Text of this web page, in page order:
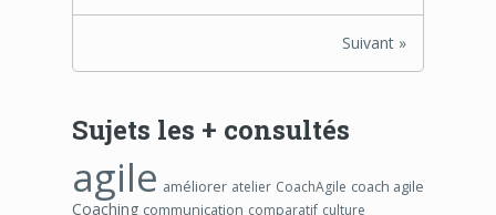
Suivant »
Sujets les + consultés
agile améliorer atelier CoachAgile coach agile
Coaching communication comparatif culture